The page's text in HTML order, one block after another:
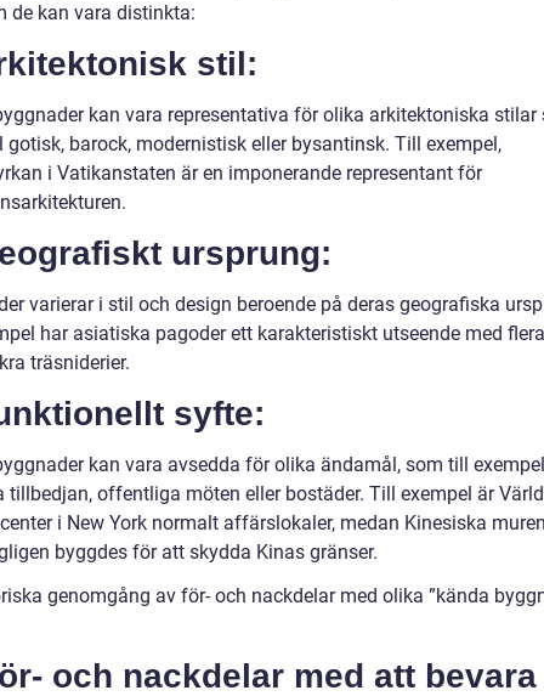
de kan vara distinkta:
stil:
kan vara representativa för olika arkitektoniska stilar
gotisk, barock, modernistisk eller bysantinsk. Till exempel,
i Vatikanstaten är en imponerande representant för
ursprung:
varierar i stil och design beroende på deras geografiska
har asiatiska pagoder ett karakteristiskt utseende med
träsniderier.
syfte:
kan vara avsedda för olika ändamål, som till exempel
tillbedjan, offentliga möten eller bostäder. Till exempel är
i New York normalt affärslokaler, medan Kinesiska
byggdes för att skydda Kinas gränser.
genomgång av för- och nackdelar med olika ”kända
och nackdelar med att bevara